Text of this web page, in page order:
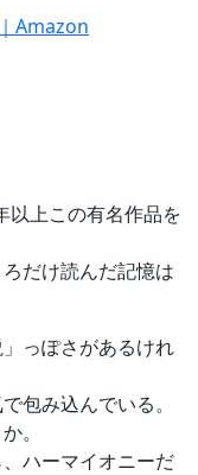
Amazon
以上この有名作品を
だけ読んだ記憶は
っぽさがあるけれ
包み込んでいる。
。
ハーマイオニーだ